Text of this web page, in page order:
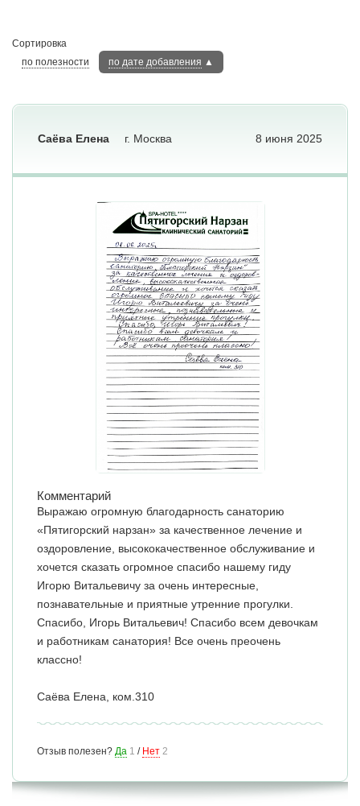
Сортировка
по полезности
по дате добавления ▲
8 июня 2025
Саёва Елена г. Москва
Комментарий
Выражаю огромную благодарность санаторию
«Пятигорский нарзан» за качественное лечение и
оздоровление, высококачественное обслуживание и
хочется сказать огромное спасибо нашему гиду
Игорю Витальевичу за очень интересные,
познавательные и приятные утренние прогулки.
Спасибо, Игорь Витальевич! Спасибо всем девочкам
и работникам санатория! Все очень преочень
классно!
Саёва Елена, ком.310
Отзыв полезен? Да 1 / Нет 2